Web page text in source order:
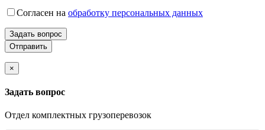
Согласен на обработку персональных данных
Задать вопрос
×
Задать вопрос
Отдел комплектных грузоперевозок